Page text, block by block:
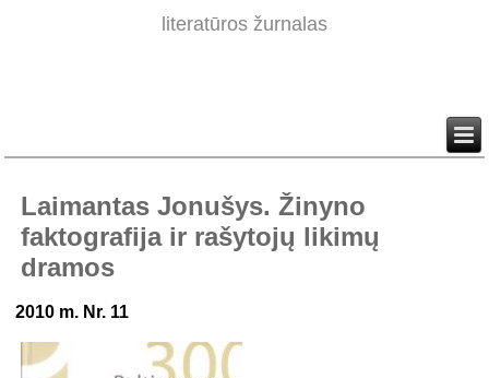
literatūros žurnalas
Laimantas Jonušys. Žinyno
faktografija ir rašytojų likimų
dramos
2010 m. Nr. 11